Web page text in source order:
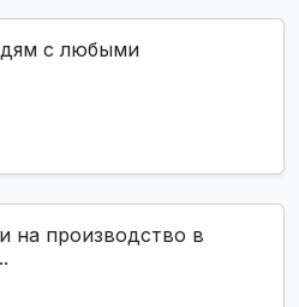
с любыми
на производство в